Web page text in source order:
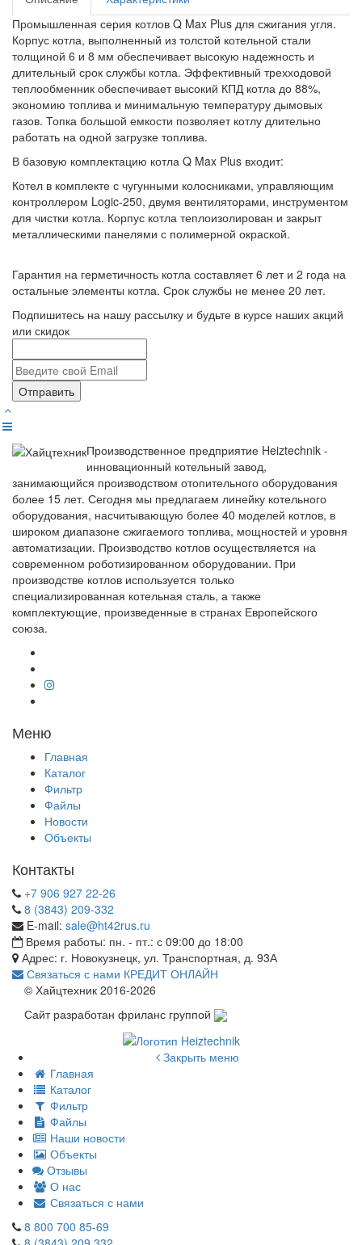
Промышленная серия котлов Q Max Plus для сжигания угля.
Корпус котла, выполненный из толстой котельной стали
толщиной 6 и 8 мм обеспечивает высокую надежность и
длительный срок службы котла. Эффективный трехходовой
теплообменник обеспечивает высокий КПД котла до 88%,
экономию топлива и минимальную температуру дымовых
газов. Топка большой емкости позволяет котлу длительно
работать на одной загрузке топлива.
В базовую комплектацию котла Q Max Plus входит:
Котел в комплекте с чугунными колосниками, управляющим
контроллером Logic-250, двумя вентиляторами, инструментом
для чистки котла. Корпус котла теплоизолирован и закрыт
металлическими панелями с полимерной окраской.
Гарантия на герметичность котла составляет 6 лет и 2 года на
остальные элементы котла. Срок службы не менее 20 лет.
Подпишитесь на нашу рассылку и будьте в курсе наших акций
или скидок
Отправить
Производственное предприятие Heiztechnik -
инновационный котельный завод,
занимающийся производством отопительного оборудования
более 15 лет. Сегодня мы предлагаем линейку котельного
оборудования, насчитывающую более 40 моделей котлов, в
широком диапазоне сжигаемого топлива, мощностей и уровня
автоматизации. Производство котлов осуществляется на
современном роботизированном оборудовании. При
производстве котлов используется только
специализированная котельная сталь, а также
комплектующие, произведенные в странах Европейского
союза.
Меню
Главная
Каталог
Фильтр
Файлы
Новости
Объекты
Контакты
+7 906 927 22-26
8 (3843) 209-332
E-mail: sale@ht42rus.ru
Время работы: пн. - пт.: с 09:00 до 18:00
Адрес: г. Новокузнецк, ул. Транспортная, д. 93А
Связаться с нами КРЕДИТ ОНЛАЙН
© Хайцтехник 2016-2026
Сайт разработан фриланс группой
Закрыть меню
Главная
Каталог
Фильтр
Файлы
Наши новости
Объекты
Отзывы
О нас
Связаться с нами
8 800 700 85-69